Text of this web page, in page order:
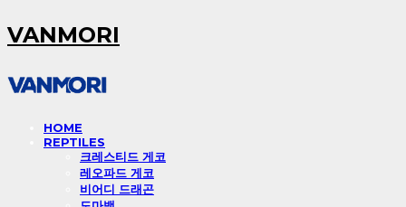
VANMORI
HOME
REPTILES
크레스티드 게코
레오파드 게코
비어디 드래곤